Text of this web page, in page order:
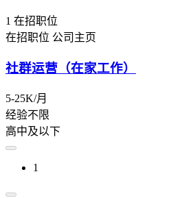
1 在招职位
在招职位 公司主页
社群运营（在家工作）
5-25K/月
经验不限
高中及以下
1